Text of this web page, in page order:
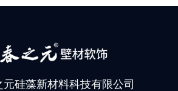
硅藻新材料科技有限公司